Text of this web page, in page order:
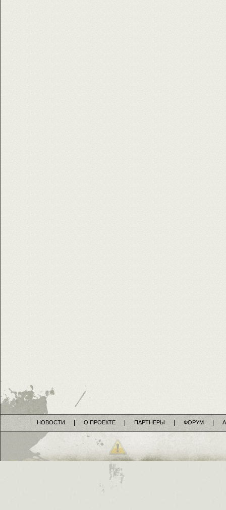
НОВОСТИ О ПРОЕКТЕ ПАРТНЕРЫ ФОРУМ